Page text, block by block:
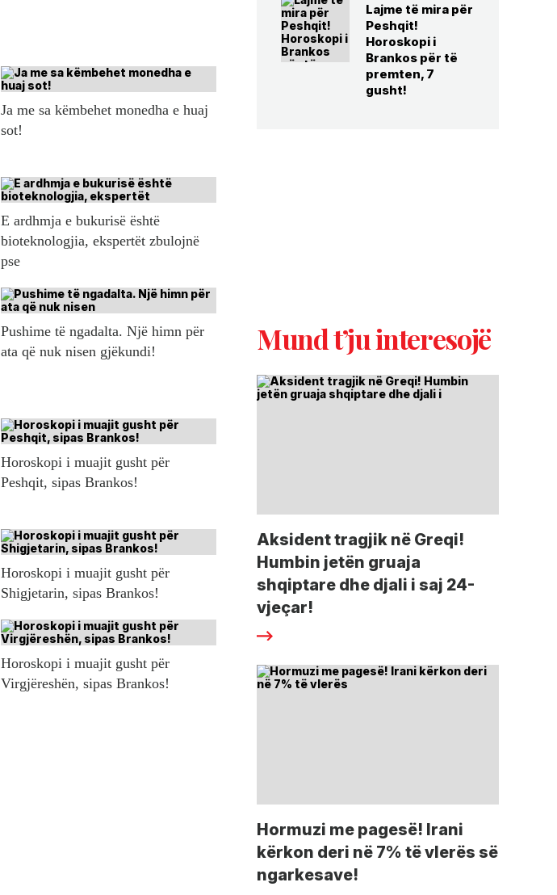
Ja me sa këmbehet monedha e huaj
sot!
E ardhmja e bukurisë është
bioteknologjia, ekspertët zbulojnë
pse
Pushime të ngadalta. Një himn për
ata që nuk nisen gjëkundi!
Horoskopi i muajit gusht për
Peshqit, sipas Brankos!
Horoskopi i muajit gusht për
Shigjetarin, sipas Brankos!
Horoskopi i muajit gusht për
Virgjëreshën, sipas Brankos!
Lajme të mira për
Peshqit!
Horoskopi i
Brankos për të
premten, 7
gusht!
Mund t’ju interesojë
Aksident tragjik në Greqi!
Humbin jetën gruaja
shqiptare dhe djali i saj 24-
vjeçar!
Hormuzi me pagesë! Irani
kërkon deri në 7% të vlerës së
ngarkesave!